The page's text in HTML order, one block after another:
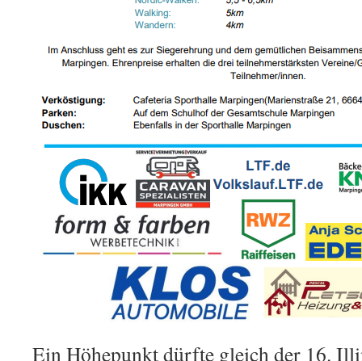
Ein Höhepunkt dürfte gleich der 16.